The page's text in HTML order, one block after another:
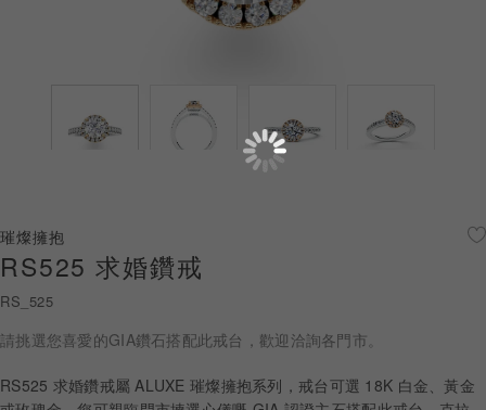
黃金金飾
關於ALUXE
璀燦擁抱
RS525 求婚鑽戒
RS_525
請挑選您喜愛的GIA鑽石搭配此戒台，歡迎洽詢各門市。
RS525 求婚鑽戒屬 ALUXE 璀燦擁抱系列，戒台可選 18K 白金、黃金